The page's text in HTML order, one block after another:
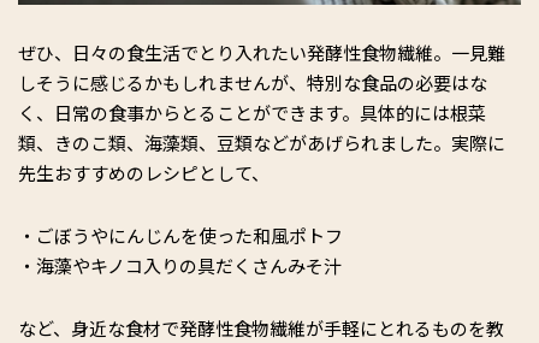
ぜひ、日々の食生活でとり入れたい発酵性食物繊維。一見難
しそうに感じるかもしれませんが、特別な食品の必要はな
く、日常の食事からとることができます。具体的には根菜
類、きのこ類、海藻類、豆類などがあげられました。実際に
先生おすすめのレシピとして、
・ごぼうやにんじんを使った和風ポトフ
・海藻やキノコ入りの具だくさんみそ汁
など、身近な食材で発酵性食物繊維が手軽にとれるものを教